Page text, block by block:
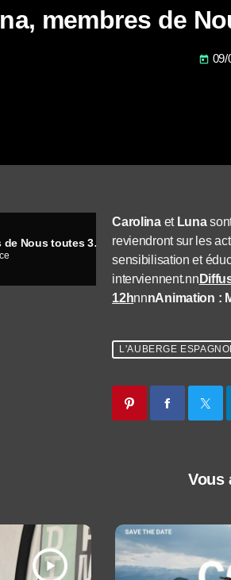
membres de
today 09/
Carolina et Luna, membres de Nous toutes 34 dans l’Auberge Espagnole
Carolinaet Luna
reviendront sur les
sensibilisation et
interviennent.nn
12hnnnAnimation :
L'AUBERGE
Vous
play_arrow